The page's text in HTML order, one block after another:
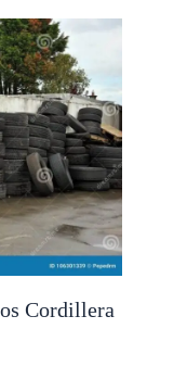
Cordillera